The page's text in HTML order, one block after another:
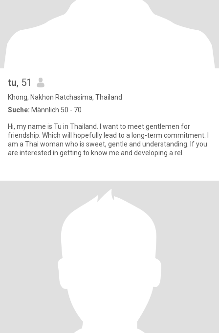
tu, 51
Khong, Nakhon Ratchasima, Thailand
Suche: Männlich 50 - 70
Hi, my name is Tu in Thailand. I want to meet gentlemen for
friendship. Which will hopefully lead to a long-term commitment. I
am a Thai woman who is sweet, gentle and understanding. If you
are interested in getting to know me and developing a rel